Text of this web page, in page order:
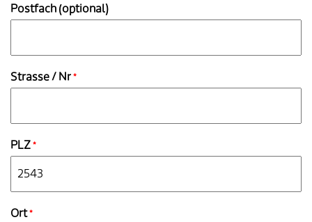
Postfach (optional)
Strasse / Nr*
PLZ*
Ort*